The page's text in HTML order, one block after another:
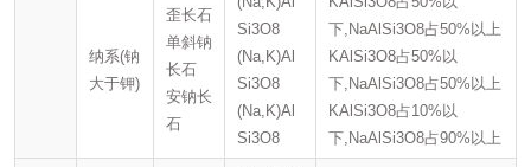
纳系(钠
大于钾)
歪长石
单斜钠
长石
安钠长
石
Si3O8
(Na,K)Al
Si3O8
(Na,K)Al
Si3O8
下,NaAlSi3O8占50%以上
KAlSi3O8占50%以
下,NaAlSi3O8占50%以上
KAlSi3O8占10%以
下,NaAlSi3O8占90%以上